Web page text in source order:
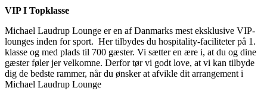
VIP I Topklasse
Michael Laudrup Lounge er en af Danmarks mest eksklusive VIP-
lounges inden for sport. Her tilbydes du hospitality-faciliteter på 1.
klasse og med plads til 700 gæster. Vi sætter en ære i, at du og dine
gæster føler jer velkomne. Derfor tør vi godt love, at vi kan tilbyde
dig de bedste rammer, når du ønsker at afvikle dit arrangement i
Michael Laudrup Lounge